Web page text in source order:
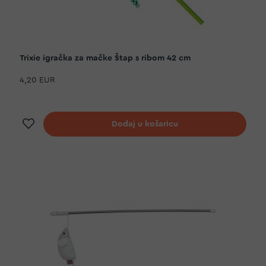
Trixie igračka za mačke Štap s ribom 42 cm
4,20 EUR
Dodaj na listu želja
Dodaj u košaricu